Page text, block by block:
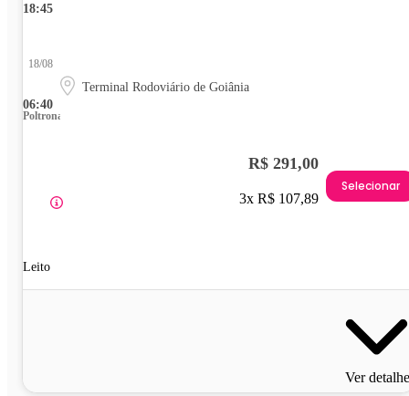
18:45
06:40
18/08
Terminal Rodoviário de Goiânia
Poltrona
Leito
R$ 291,00
3x R$ 107,89
Selecionar
Ver